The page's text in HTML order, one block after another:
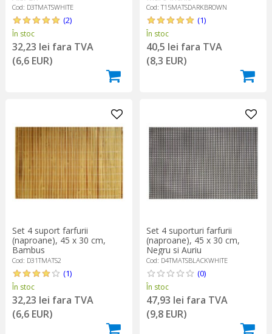
Cod: D3TMATSWHITE
(2)
În stoc
32,23 lei fara TVA
(6,6 EUR)
Cod: T15MATSDARKBROWN
(1)
În stoc
40,5 lei fara TVA
(8,3 EUR)
Set 4 suport farfurii
(naproane), 45 x 30 cm,
Bambus
Cod: D31TMATS2
(1)
În stoc
32,23 lei fara TVA
(6,6 EUR)
Set 4 suporturi farfurii
(naproane), 45 x 30 cm,
Negru si Auriu
Cod: D4TMATSBLACKWHITE
(0)
În stoc
47,93 lei fara TVA
(9,8 EUR)